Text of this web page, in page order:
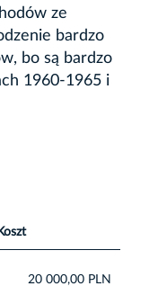
ze
bardzo
bo są bardzo
1960-1965 i
Koszt
20 000,00 PLN